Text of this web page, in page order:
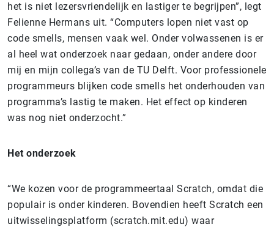
het is niet lezersvriendelijk en lastiger te begrijpen”, legt
Felienne Hermans uit. “Computers lopen niet vast op
code smells, mensen vaak wel. Onder volwassenen is er
al heel wat onderzoek naar gedaan, onder andere door
mij en mijn collega’s van de TU Delft. Voor professionele
programmeurs blijken code smells het onderhouden van
programma’s lastig te maken. Het effect op kinderen
was nog niet onderzocht.”
Het onderzoek
“We kozen voor de programmeertaal Scratch, omdat die
populair is onder kinderen. Bovendien heeft Scratch een
uitwisselingsplatform (scratch.mit.edu) waar